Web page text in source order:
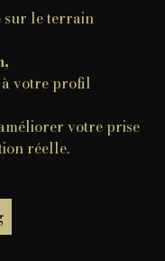
sur le terrain
à votre profil
votre prise
réelle.